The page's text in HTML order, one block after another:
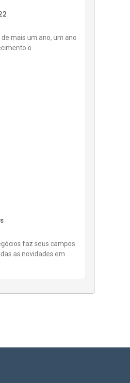
mais um ano, um ano
o
faz seus campos
as novidades em